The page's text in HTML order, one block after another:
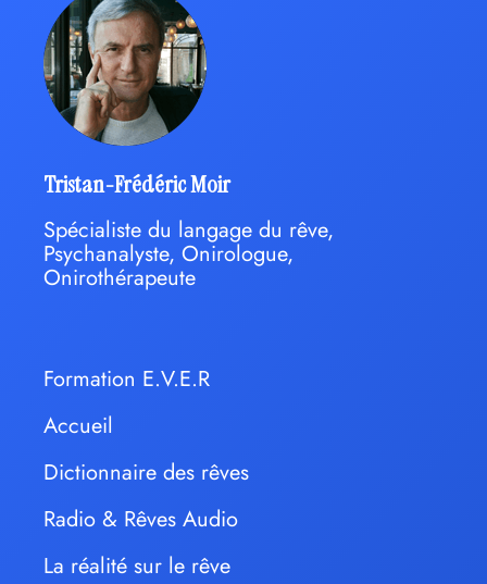
Tristan-Frédéric Moir
Spécialiste du langage du rêve,
Psychanalyste, Onirologue,
Onirothérapeute
Formation E.V.E.R
Accueil
Dictionnaire des rêves
Radio & Rêves Audio
La réalité sur le rêve